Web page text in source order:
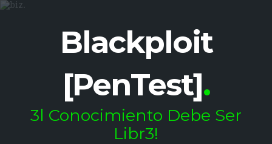
Blackploit
[PenTest].
3l Conocimiento Debe Ser
Libr3!